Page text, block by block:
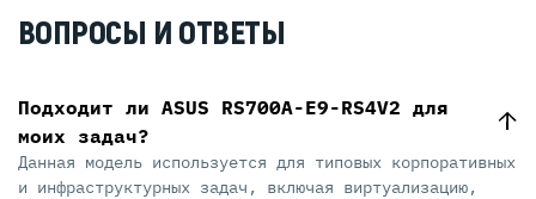
ВОПРОСЫ И ОТВЕТЫ
Подходит ли ASUS RS700A-E9-RS4V2 для
моих задач?
Данная модель используется для типовых корпоративных
и инфраструктурных задач, включая виртуализацию,